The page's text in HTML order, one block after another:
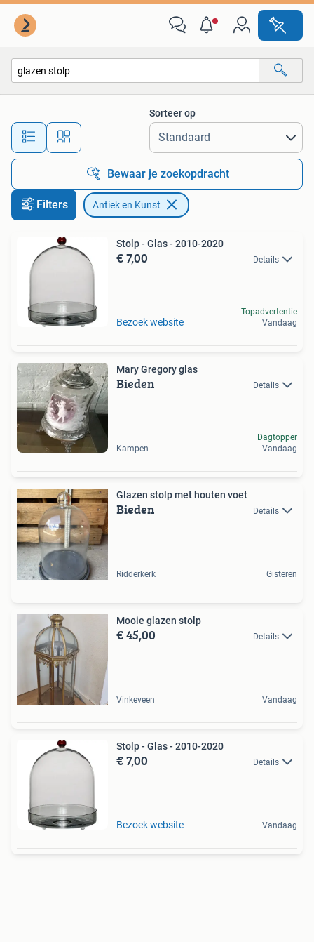
Alle afstanden…
Sorteer op
Bewaar je zoekopdracht
Filters Antiek en Kunst
Stolp - Glas - 2010-2020
€ 7,00 Details
Bezoek website
Topadvertentie
Vandaag
Mary Gregory glas
Bieden Details
Kampen
Dagtopper
Vandaag
Glazen stolp met houten voet
Bieden Details
Ridderkerk Gisteren
Mooie glazen stolp
€ 45,00 Details
Vinkeveen Vandaag
Stolp - Glas - 2010-2020
€ 7,00 Details
Bezoek website Vandaag